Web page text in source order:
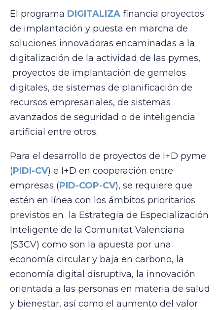
El programa DIGITALIZA financia proyectos
de implantación y puesta en marcha de
soluciones innovadoras encaminadas a la
digitalización de la actividad de las pymes,
proyectos de implantación de gemelos
digitales, de sistemas de planificación de
recursos empresariales, de sistemas
avanzados de seguridad o de inteligencia
artificial entre otros.
Para el desarrollo de proyectos de I+D pyme
(PIDI-CV) e I+D en cooperación entre
empresas (PID-COP-CV), se requiere que
estén en línea con los ámbitos prioritarios
previstos en la Estrategia de Especialización
Inteligente de la Comunitat Valenciana
(S3CV) como son la apuesta por una
economía circular y baja en carbono, la
economía digital disruptiva, la innovación
orientada a las personas en materia de salud
y bienestar, así como el aumento del valor